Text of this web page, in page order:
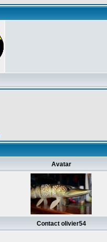
Avatar
Contact olivier54